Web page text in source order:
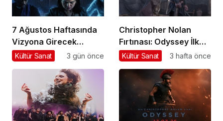
7 Ağustos Haftasında
Vizyona Girecek
Filmler
Kültür Sanat 3 gün önce
Christopher Nolan
Fırtınası: Odyssey İlk
Hafta Sonunda Gişeyi
Kültür Sanat 3 hafta önce